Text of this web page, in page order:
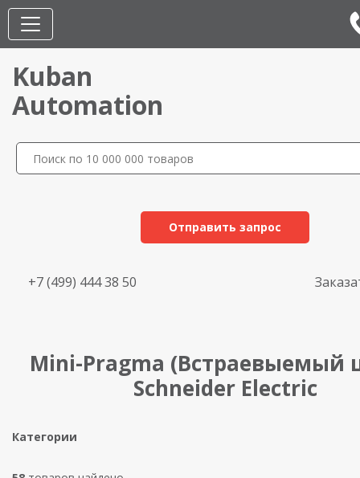
Kuban
Automation
Отправить запрос
+7 (499) 444 38 50
Mini-Pragma (Встраевыемый
Schneider Electric
Категории